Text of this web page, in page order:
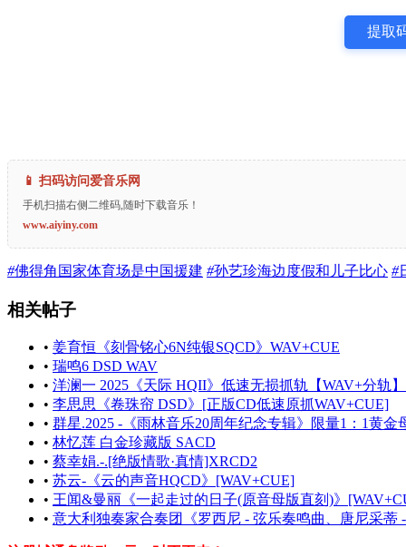
提取
📱 扫码访问爱音乐网
手机扫描右侧二维码,随时下载音乐！
www.aiyiny.com
#佛得角国家体育场是中国援建 #孙艺珍海边度假和儿子比心 #
相关帖子
• 姜育恒《刻骨铭心6N纯银SQCD》WAV+CUE
• 瑞鸣6 DSD WAV
• 洋澜一 2025《天际 HQII》低速无损抓轨【WAV+分轨】
• 李思思《卷珠帘 DSD》[正版CD低速原抓WAV+CUE]
• 群星.2025 -《雨林音乐20周年纪念专辑》限量1：1黄
• 林忆莲 白金珍藏版 SACD
• 蔡幸娟.-.[绝版情歌·真情]XRCD2
• 苏云-《云的声音HQCD》[WAV+CUE]
• 王闻&曼丽《一起走过的日子(原音母版直刻)》
• 意大利独奏家合奏团《罗西尼 - 弦乐奏鸣曲、唐尼采蒂